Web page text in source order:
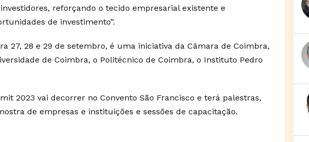
reforçando o tecido empresarial existente e
de investimento”.
27, 28 e 29 de setembro, é uma iniciativa da Câmara de Coimbra,
de Coimbra, o Politécnico de Coimbra, o Instituto Pedro
2023 vai decorrer no Convento São Francisco e terá palestras,
de empresas e instituições e sessões de capacitação.